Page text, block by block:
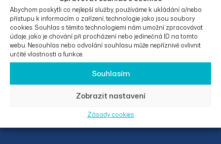
Abychom poskytli co nejlepší služby, používáme k ukládání a/nebo
přístupu k informacím o zařízení, technologie jako jsou soubory
cookies. Souhlas s těmito technologiemi nám umožní zpracovávat
údaje, jako je chování při procházení nebo jedinečná ID na tomto
webu. Nesouhlas nebo odvolání souhlasu může nepříznivě ovlivnit
určité vlastnosti a funkce.
Souhlasím
Zobrazit nastavení
Zásady cookies